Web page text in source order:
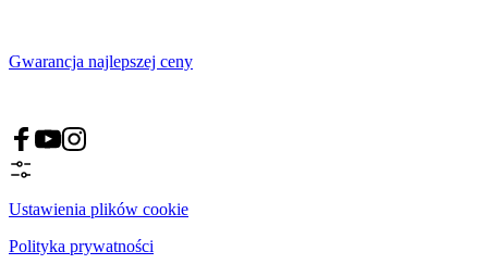
Gwarancja najlepszej ceny
Ustawienia plików cookie
Polityka prywatności